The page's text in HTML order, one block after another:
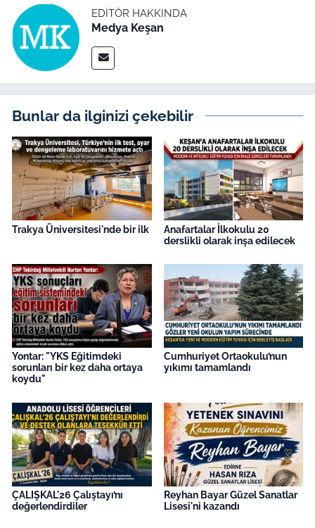
EDITÖR HAKKINDA
Medya Keşan
Bunlar da ilginizi çekebilir
Trakya Üniversitesi'nde bir ilk
Anafartalar İlkokulu 20
derslikli olarak inşa edilecek
Yontar: "YKS Eğitimdeki
sorunları bir kez daha ortaya
koydu"
Cumhuriyet Ortaokulu’nun
yıkımı tamamlandı
ÇALIŞKAL'26 Çalıştayı’nı
değerlendirdiler
Reyhan Bayar Güzel Sanatlar
Lisesi'ni kazandı